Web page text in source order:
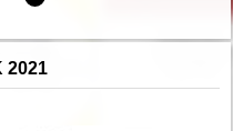
środowisku magnackim
2021